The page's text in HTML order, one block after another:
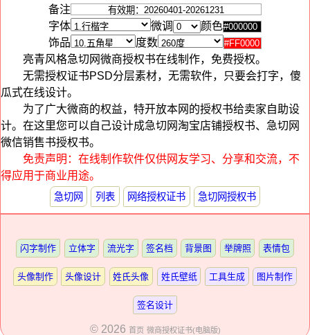
备注
字体
微调
颜色
饰品
度数
亮青风格急切网微商授权书在线制作，免费授权。
无需授权证书PSD分层素材，无需软件，只要会打字，傻
瓜式在线设计。
为了广大微商的权益，特开放本网的授权书给卖家自助设
计。在这里您可以自己设计成急切网淘宝店铺授权书、急切网
微信销售书授权书。
免责声明：在线制作软件仅供网友学习、分享和交流，不
得应用于商业用途。
急切网 列表 网络授权证书 急切网授权书
闪字制作 立体字 流光字 签名档 背景图 举牌照 表情包
头像制作 头像设计 姓氏头像 姓氏壁纸 工具生成 图片制作
签名设计
© 2026 首页 微商授权证书(电脑版)